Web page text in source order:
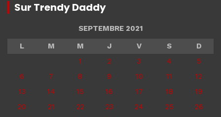
Sur Trendy Daddy
SEPTEMBRE 2021
L
M M J V S
D
1
2 3 4
5
6
7 8 9 10 11
12
13
14 15 16 17 18
19
20
21 22 23 24 25
26